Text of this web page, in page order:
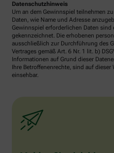
Datenschutzhinweis
Um an dem Gewinnspiel teilnehmen
Daten, wie Name und Adresse
Gewinnspiel erforderlichen Daten
gekennzeichnet. Die erhobenen
ausschließlich zur Durchführung des
Vertrages gemäß Art. 6 Nr. 1 lit. b)
Informationen auf Grund dieser
Ihre Betroffenenrechte, sind auf
einsehbar.